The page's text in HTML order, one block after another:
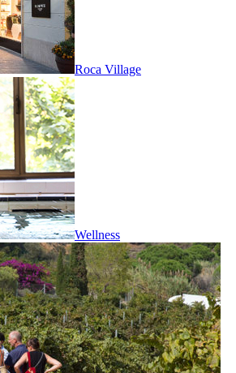
Roca Village
Wellness